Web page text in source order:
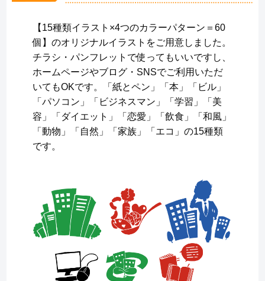
【15種類イラスト×4つのカラーパターン＝60
個】のオリジナルイラストをご用意しました。
チラシ・パンフレットで使ってもいいですし、
ホームページやブログ・SNSでご利用いただ
いてもOKです。「紙とペン」「本」「ビル」
「パソコン」「ビジネスマン」「学習」「美
容」「ダイエット」「恋愛」「飲食」「和風」
「動物」「自然」「家族」「エコ」の15種類
です。